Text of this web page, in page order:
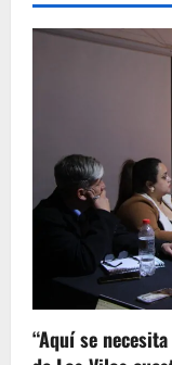
“Aquí se